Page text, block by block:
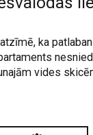
ka
vides